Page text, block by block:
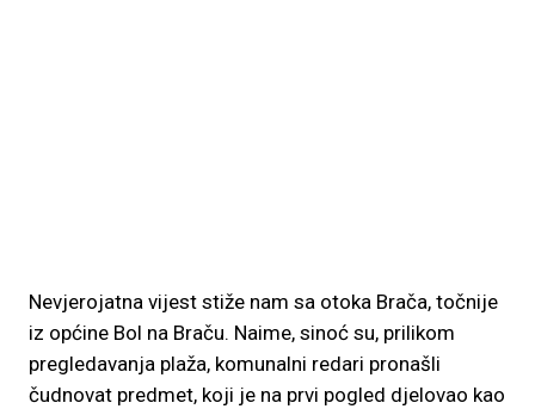
Nevjerojatna vijest stiže nam sa otoka Brača, točnije
iz općine Bol na Braču. Naime, sinoć su, prilikom
pregledavanja plaža, komunalni redari pronašli
čudnovat predmet, koji je na prvi pogled djelovao kao